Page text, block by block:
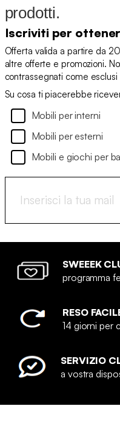
prodotti.
Iscriviti per
Offerta valida a partire da
altre offerte e promozioni.
contrassegnati come
Su cosa ti piacerebbe
Mobili per interni
Mobili per esterni
Mobili e giochi per
SWEEEK
programma
RESO
14 giorni per
SERVIZIO
a vostra